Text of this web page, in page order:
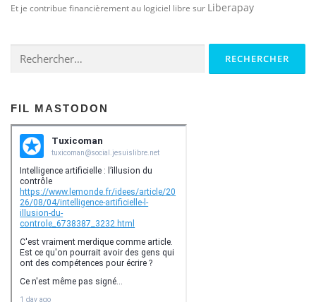
Et je contribue financièrement au logiciel libre sur Liberapay
FIL MASTODON